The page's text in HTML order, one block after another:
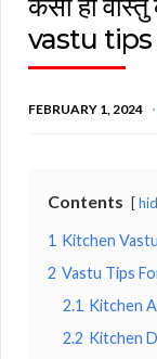
vastu
FEBRUARY 1, 2024
Contents
1 Kitchen Vastu
2 Vastu Tips
2.1 Kitchen
2.2 Kitchen